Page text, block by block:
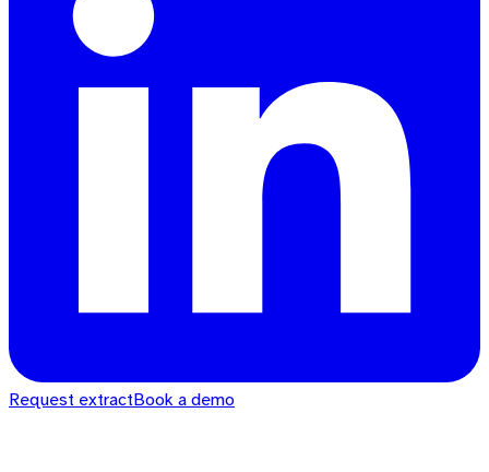
Request extractBook a demo